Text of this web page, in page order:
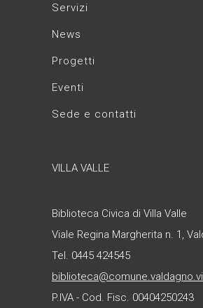
Servizi
News
Progetti
Eventi
Sede e contatti
VILLA VALLE
Biblioteca Civica di Villa Valle
Viale Regina Margherita n. 1,
Tel. 0445 424545
P.IVA - Cod. Fisc. 00404250243